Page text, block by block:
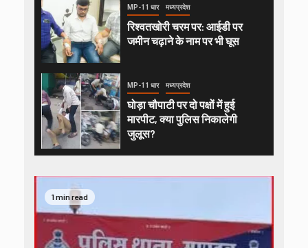
MP-11 धार मध्यप्रदेश
रिश्वतखोरी चरम पर: आईडी पर
जमीन चढ़ाने के नाम पर भी घूस
MP-11 धार मध्यप्रदेश
घोड़ा चौपाटी पर दो पक्षों में हुई
मारपीट, क्या पुलिस निकालेगी
जुलूस?
1 min read